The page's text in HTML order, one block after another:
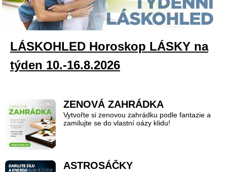
LÁSKOHLED Horoskop LÁSKY na
týden 10.-16.8.2026
ZENOVÁ ZAHRÁDKA
Vytvořte si zenovou zahrádku podle fantazie a
zamilujte se do vlastní oázy klidu!
ASTROSÁČKY